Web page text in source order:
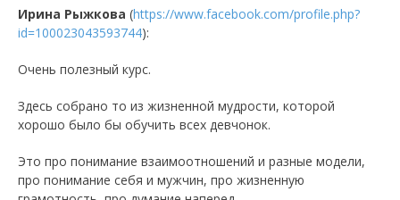
Ирина Рыжкова (https://www.facebook.com/profile.php?
id=100023043593744):
Очень полезный курс.
Здесь собрано то из жизненной мудрости, которой
хорошо было бы обучить всех девчонок.
Это про понимание взаимоотношений и разные модели,
про понимание себя и мужчин, про жизненную